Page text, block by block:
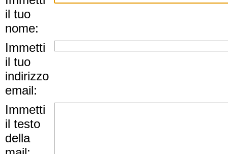
il tuo
nome:
Immetti
il tuo
indirizzo
email:
Immetti
il testo
della